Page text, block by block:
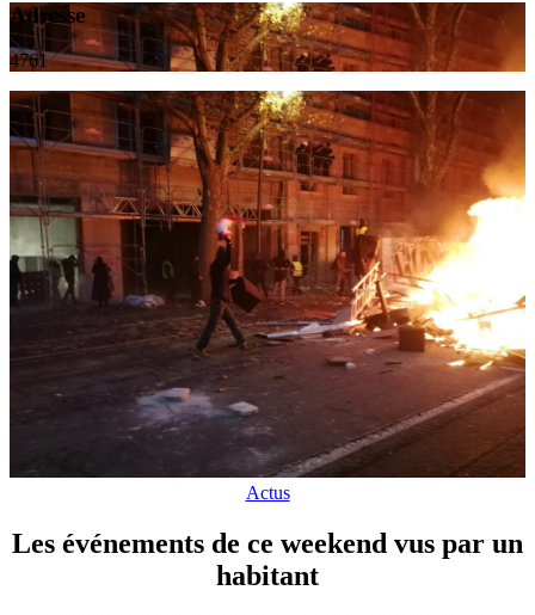
Adresse
4761
Actus
Les événements de ce weekend vus par un
habitant